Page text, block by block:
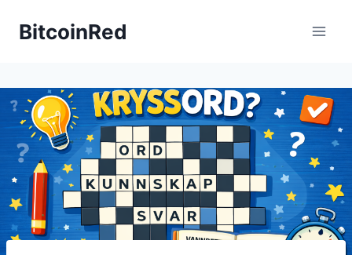
BitcoinRed